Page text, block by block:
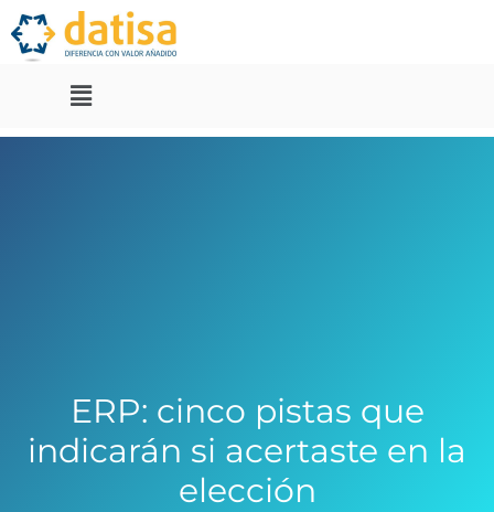
ERP: cinco pistas que
indicarán si acertaste en la
elección